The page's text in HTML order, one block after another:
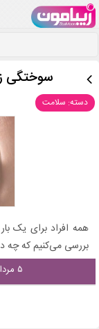
سوختگی
دسته: سلامت
همه افراد برای یک
بررسی می‌کنیم که چه
۵ مرداد ۱۳۹۶ - ۰۸:۴۸